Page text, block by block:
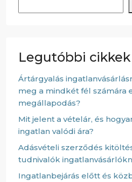
Legutóbbi cikkek
Ártárgyalás
meg a mindkét fél számára
megállapodás?
Mit jelent a vételár, és
ingatlan valódi ára?
Adásvételi szerződés
tudnivalók
Ingatlanbejárás előtt és